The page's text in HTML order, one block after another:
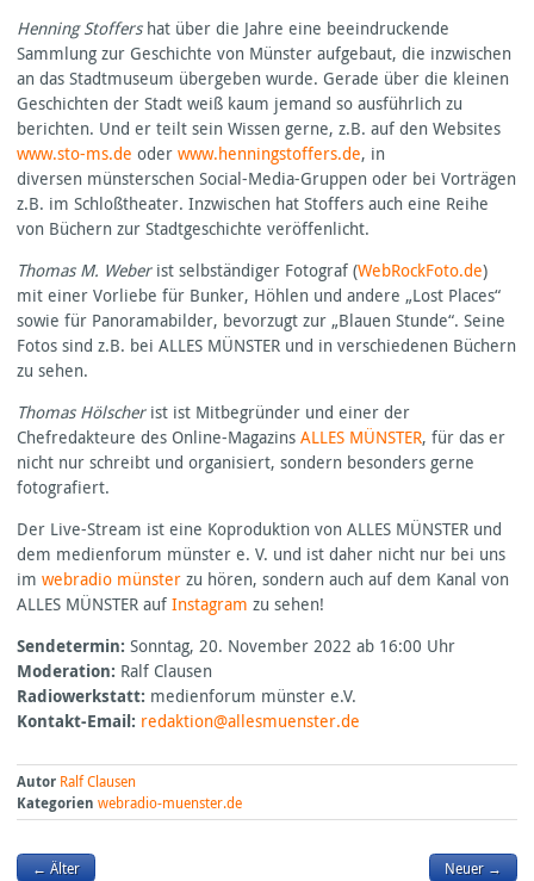
Henning Stoffershat über die Jahre eine beeindruckende
Sammlung zur Geschichte von Münster aufgebaut, die inzwischen
an das Stadtmuseum übergeben wurde. Gerade über die kleinen
Geschichten der Stadt weiß kaum jemand so ausführlich zu
berichten. Und er teilt sein Wissen gerne, z.B. auf den Websites
www.sto-ms.de oder www.henningstoffers.de, in
diversen münsterschen Social-Media-Gruppen oder bei Vorträgen
z.B. im Schloßtheater. Inzwischen hat Stoffers auch eine Reihe
von Büchern zur Stadtgeschichte veröffenlicht.
Thomas M. Weberist selbständiger Fotograf (WebRockFoto.de)
mit einer Vorliebe für Bunker, Höhlen und andere „Lost Places“
sowie für Panoramabilder, bevorzugt zur „Blauen Stunde“. Seine
Fotos sind z.B. bei ALLES MÜNSTER und in verschiedenen Büchern
zu sehen.
Thomas Hölscherist ist Mitbegründer und einer der
Chefredakteure des Online-Magazins ALLES MÜNSTER, für das er
nicht nur schreibt und organisiert, sondern besonders gerne
fotografiert.
Der Live-Stream ist eine Koproduktion von ALLES MÜNSTER und
dem medienforum münster e. V. und ist daher nicht nur bei uns
im webradio münster zu hören, sondern auch auf dem Kanal von
ALLES MÜNSTER auf Instagram zu sehen!
Sendetermin: Sonntag, 20. November 2022 ab 16:00 Uhr
Moderation: Ralf Clausen
Radiowerkstatt: medienforum münster e.V.
Kontakt-Email: redaktion@allesmuenster.de
Autor Ralf Clausen
Kategorien webradio-muenster.de
← Älter Neuer →